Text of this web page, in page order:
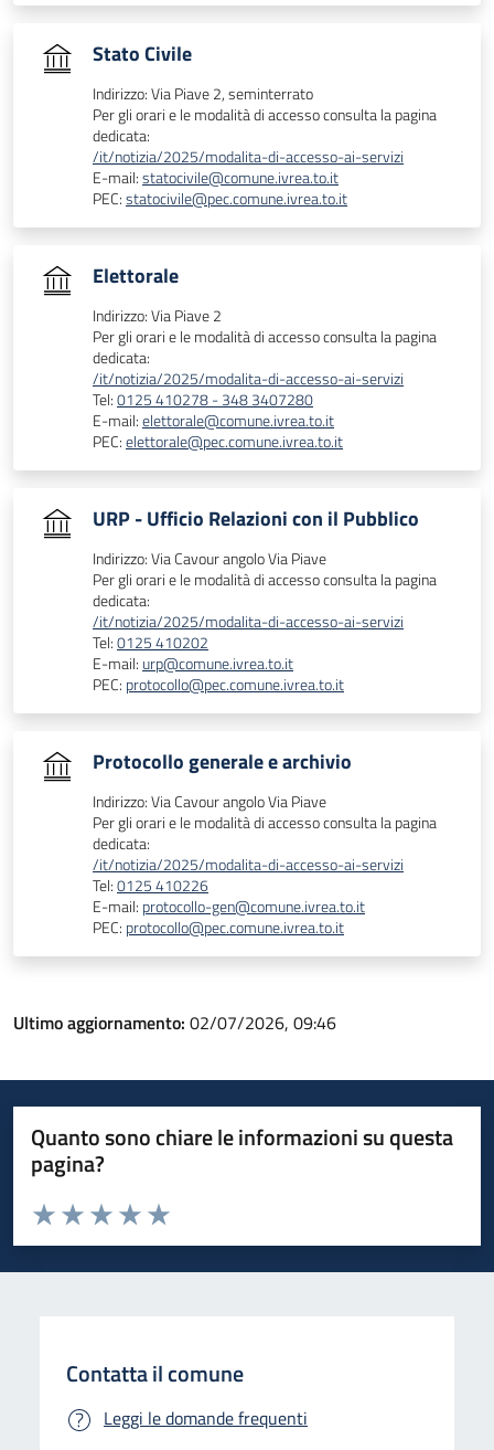
Stato Civile
Indirizzo: Via Piave 2, seminterrato
Per gli orari e le modalità di accesso consulta la pagina
dedicata:
/it/notizia/2025/modalita-di-accesso-ai-servizi
E-mail:statocivile@comune.ivrea.to.it
PEC:statocivile@pec.comune.ivrea.to.it
Elettorale
Indirizzo: Via Piave 2
Per gli orari e le modalità di accesso consulta la pagina
dedicata:
/it/notizia/2025/modalita-di-accesso-ai-servizi
Tel:0125 410278 - 348 3407280
E-mail:elettorale@comune.ivrea.to.it
PEC:elettorale@pec.comune.ivrea.to.it
URP - Ufficio Relazioni con il Pubblico
Indirizzo: Via Cavour angolo Via Piave
Per gli orari e le modalità di accesso consulta la pagina
dedicata:
/it/notizia/2025/modalita-di-accesso-ai-servizi
Tel:0125 410202
E-mail: urp@comune.ivrea.to.it
PEC: protocollo@pec.comune.ivrea.to.it
Protocollo generale e archivio
Indirizzo: Via Cavour angolo Via Piave
Per gli orari e le modalità di accesso consulta la pagina
dedicata:
/it/notizia/2025/modalita-di-accesso-ai-servizi
Tel:0125 410226
E-mail: protocollo-gen@comune.ivrea.to.it
PEC: protocollo@pec.comune.ivrea.to.it
Ultimo aggiornamento: 02/07/2026, 09:46
Quanto sono chiare le informazioni su questa
pagina?
Valuta da 1 a 5 stelle la pagina
Valuta 5 stelle su 5
Valuta 4 stelle su 5
Valuta 3 stelle su 5
Valuta 2 stelle su 5
Valuta 1 stelle su 5
Contatta il comune
Leggi le domande frequenti